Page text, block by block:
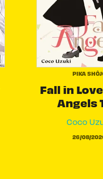
PIKA
Fall in
Angels
Coco
26/08/